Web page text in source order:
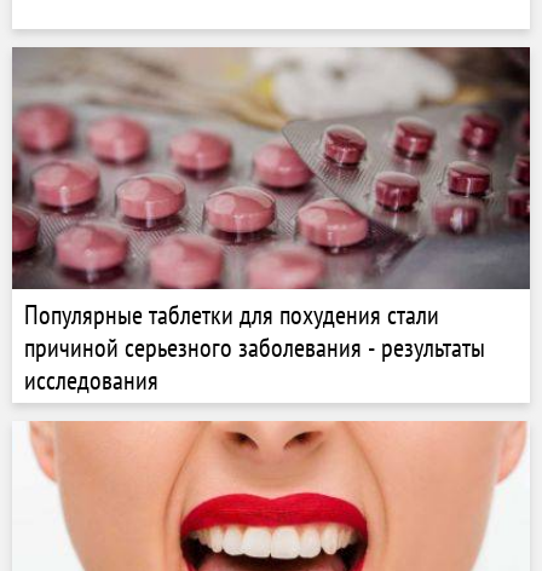
Популярные таблетки для похудения стали
причиной серьезного заболевания - результаты
исследования